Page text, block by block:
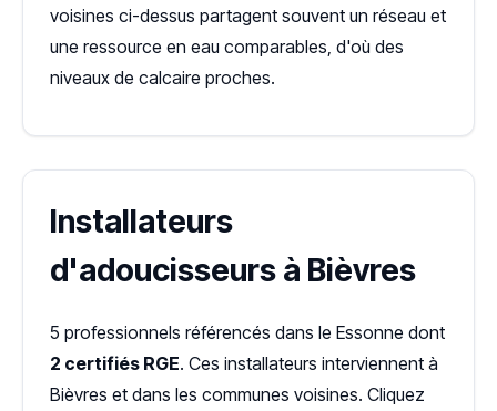
voisines ci-dessus partagent souvent un réseau et
une ressource en eau comparables, d'où des
niveaux de calcaire proches.
Installateurs
d'adoucisseurs à Bièvres
5 professionnels référencés dans le Essonne dont
2 certifiés RGE. Ces installateurs interviennent à
Bièvres et dans les communes voisines. Cliquez